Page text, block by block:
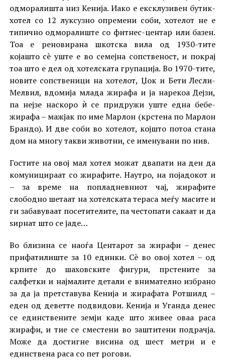
одморалишта низ Кенија. Иако е ексклузивен бутик-
хотел со 12 луксузно опремени соби, хотелот не е
типично одморалиште со фитнес-центар или базен.
Тоа е реновирана шкотска вила од 1930-тите
којашто сè уште е во семејна сопственост, и покрај
тоа што е дел од хотелската групација. Во 1970-тите,
новите сопственици на хотелот, Џок и Бети Лесли-
Мелвил, вдомија млада жирафа и ја нарекоа Дејзи,
па нејзе наскоро ѝ се придружи уште една бебе-
жирафа – мажјак по име Марлон (крстена по Марлон
Брандо). И две соби во хотелот, којшто потоа стана
дом на многу такви животни, се именувани по нив.
Гостите на овој мал хотел можат двапати на ден да
комуницираат со жирафите. Наутро, на појадокот и
– за време на попладневниот чај, жирафите
слободно шетаат на хотелската тераса меѓу масите и
ги забавуваат посетителите, па честопати сакаат и да
ѕирнат што се јаде…
Во близина се наоѓа Центарот за жирафи – денес
прифатилиште за 10 единки. Сè во овој хотел – од
крпите до шаховските фигури, прстените за
салфетки и најмалите детали е внимателно избрано
за да ја претставува Кенија и жирафата Ротшилд –
еден од деветте подвидови. Кенија и Уганда денес
се единствените земји каде што живее оваа раса
жирафи, и тие се сместени во заштитени подрачја.
Може да достигне висина од шест метри и е
единствена раса со пет рогови.